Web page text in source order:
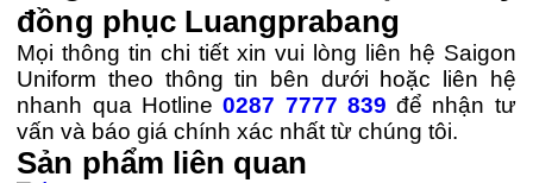
đồng phục Luangprabang
Mọi thông tin chi tiết xin vui lòng liên hệ Saigon
Uniform theo thông tin bên dưới hoặc liên hệ
nhanh qua Hotline0287 7777 839 để nhận tư
vấn và báo giá chính xác nhất từ chúng tôi.
Sản phẩm liên quan